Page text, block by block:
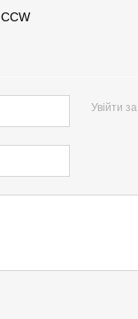
Увійти